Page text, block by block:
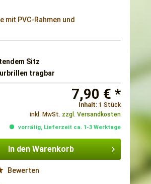
PVC-Rahmen und
Sitz
tragbar
7,90 € *
Inhalt: 1 Stück
inkl. MwSt. zzgl. Versandkosten
vorrätig, Lieferzeit ca. 1-3 Werktage
In den Warenkorb
Bewerten